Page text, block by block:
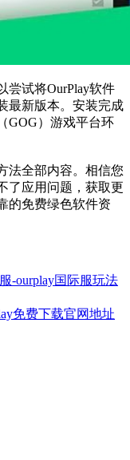
试将OurPlay软件
最新版本。安装完成
GOG）游戏平台环
全部内容。相信您
了应用问题，获取更
的免费绿色软件资
-ourplay国际服玩法
免费下载官网地址